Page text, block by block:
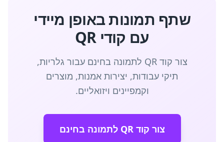
שתף תמונות באופן מיידי
עם קודי QR
צור קוד QR לתמונה בחינם עבור גלריות,
תיקי עבודות, יצירות אמנות, מוצרים
וקמפיינים ויזואליים.
צור קוד QR לתמונה בחינם